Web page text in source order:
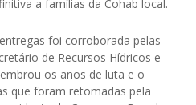
a famílias da Cohab local.
foi corroborada pelas
de Recursos Hídricos e
os anos de luta e o
que foram retomadas pela